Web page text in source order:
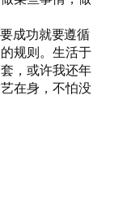
成功就要遵循
规则。生活于
，或许我还年
在身，不怕没